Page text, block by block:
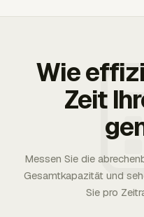
Wie
Zeit
Messen Sie die
Gesamtkapazität und
Sie pro